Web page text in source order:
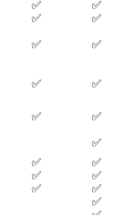
✅
✅
✅
✅
✅ ✅
✅ ✅
✅
✅
✅
✅
✅
✅
✅
✅
✅
✅